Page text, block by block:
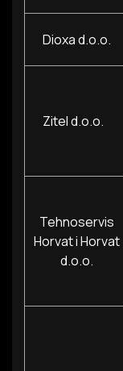
Dioxa d.o.o.
Zitel d.o.o.
Tehnoservis
Horvat i Horvat
d.o.o.